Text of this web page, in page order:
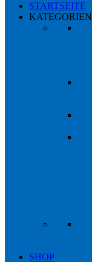
STARTSEITE
KATEGORIEN
SHOP